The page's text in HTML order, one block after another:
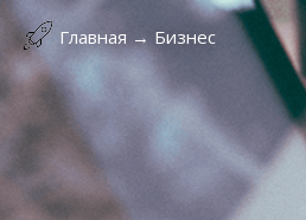
Главная → Бизнес